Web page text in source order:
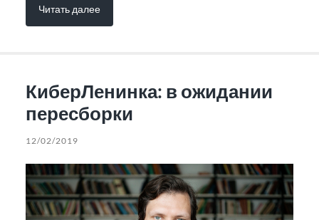
Читать далее
КиберЛенинка: в ожидании
пересборки
12/02/2019